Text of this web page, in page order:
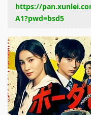
https://
A1?pwd=bsd5